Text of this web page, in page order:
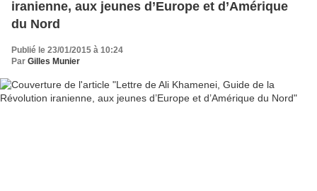
iranienne, aux jeunes d’Europe et d’Amérique
du Nord
Publié le 23/01/2015 à 10:24
Par Gilles Munier